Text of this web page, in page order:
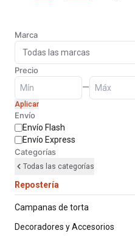
Marca
Precio
—
Aplicar
Envío
Envío Flash
Envío Express
Categorías
Todas las categorías
Repostería
Campanas de torta
Decoradores y Accesorios